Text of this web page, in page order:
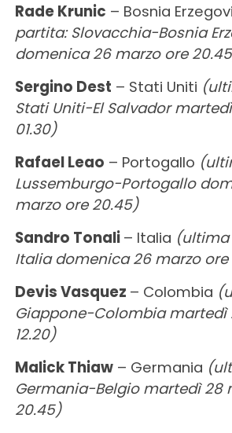
Rade Krunic – Bosnia
partita: Slovacchia-Bosnia
domenica 26 marzo ore
Sergino Dest – Stati Uniti
Stati Uniti-El Salvador
01.30)
Rafael Leao – Portogallo
Lussemburgo-Portogallo
marzo ore 20.45)
Sandro Tonali – Italia
Italia domenica 26 marzo ore
Devis Vasquez – Colombia
Giappone-Colombia martedì
12.20)
Malick Thiaw– Germania
Germania-Belgio martedì 28
20.45)